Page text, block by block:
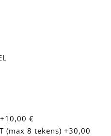
+10,00 €
(max 8 tekens) +30,00